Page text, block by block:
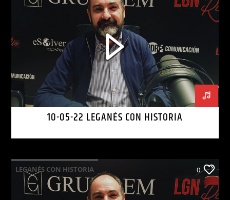
10-05-22 LEGANÉS CON HISTORIA
LEGANÉS CON HISTORIA 0